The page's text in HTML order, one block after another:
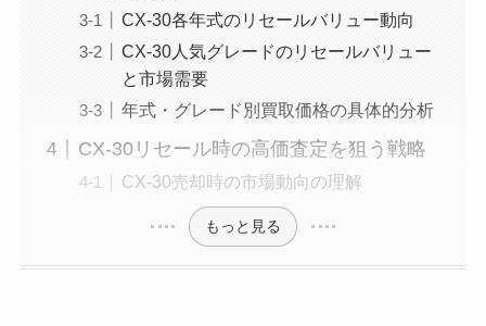
CX-30各年式のリセールバリュー動向
CX-30人気グレードのリセールバリュー
と市場需要
年式・グレード別買取価格の具体的分析
CX-30リセール時の高価査定を狙う戦略
CX-30売却時の市場動向の理解
もっと見る